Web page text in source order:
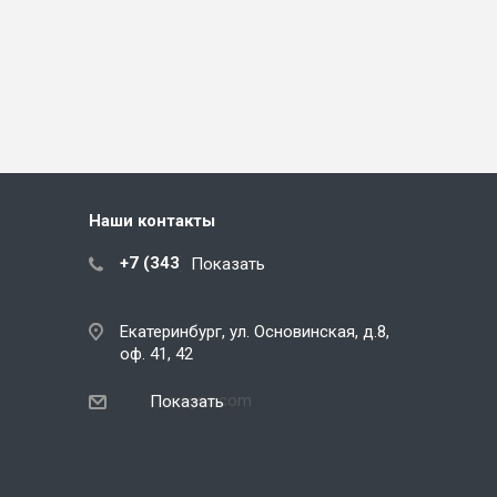
Наши контакты
+7 (343) 288-07-25
Показать
Екатеринбург, ул. Основинская, д.8,
оф. 41, 42
ekb@snegos.com
Показать